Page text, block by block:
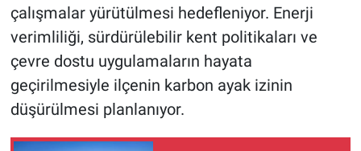
çalışmalar yürütülmesi hedefleniyor. Enerji
verimliliği, sürdürülebilir kent politikaları ve
çevre dostu uygulamaların hayata
geçirilmesiyle ilçenin karbon ayak izinin
düşürülmesi planlanıyor.